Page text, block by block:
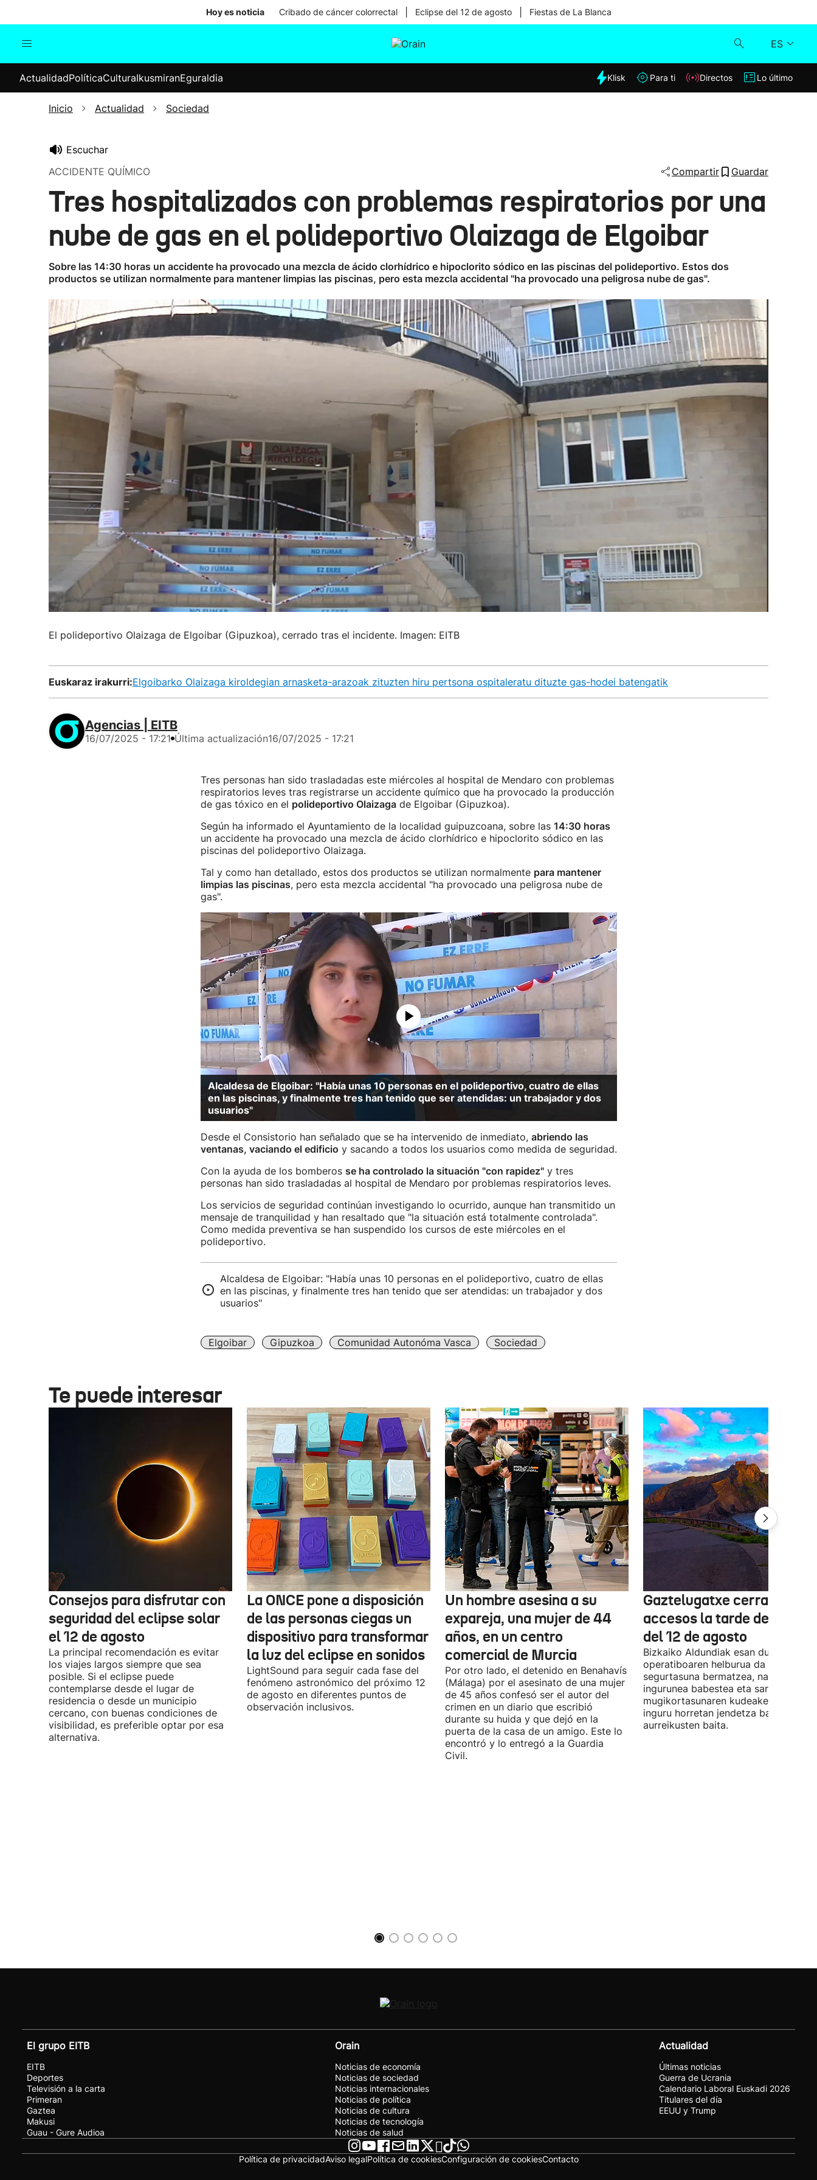
Hoy es noticia Cribado de cáncer colorrectal Eclipse del 12 de agosto Fiestas de La Blanca
ES
Internacional
Elecciones
Klisk
Lo último
ActualidadPolíticaCulturaIkusmiranEguraldia Klisk Para ti Directos Lo último
Inicio Actualidad Sociedad
Escuchar
ACCIDENTE QUÍMICO
Compartir Guardar
Tres hospitalizados con problemas respiratorios por una
nube de gas en el polideportivo Olaizaga de Elgoibar
Sobre las 14:30 horas un accidente ha provocado una mezcla de ácido clorhídrico e hipoclorito sódico en las piscinas del polideportivo. Estos dos
productos se utilizan normalmente para mantener limpias las piscinas, pero esta mezcla accidental "ha provocado una peligrosa nube de gas".
El polideportivo Olaizaga de Elgoibar (Gipuzkoa), cerrado tras el incidente. Imagen: EITB
Euskaraz irakurri:Elgoibarko Olaizaga kiroldegian arnasketa-arazoak zituzten hiru pertsona ospitaleratu dituzte gas-hodei batengatik
Agencias | EITB
16/07/2025 - 17:21 Última actualización16/07/2025 - 17:21
Tres personas han sido trasladadas este miércoles al hospital de Mendaro con problemas
respiratorios leves tras registrarse un accidente químico que ha provocado la producción
de gas tóxico en el polideportivo Olaizagade Elgoibar (Gipuzkoa).
Según ha informado el Ayuntamiento de la localidad guipuzcoana, sobre las 14:30 horas
un accidente ha provocado una mezcla de ácido clorhídrico e hipoclorito sódico en las
piscinas del polideportivo Olaizaga.
Tal y como han detallado, estos dos productos se utilizan normalmente para mantener
limpias las piscinas, pero esta mezcla accidental "ha provocado una peligrosa nube de
gas".
Alcaldesa de Elgoibar: "Había unas 10 personas en el polideportivo, cuatro de ellas
en las piscinas, y finalmente tres han tenido que ser atendidas: un trabajador y dos
usuarios"
Desde el Consistorio han señalado que se ha intervenido de inmediato, abriendo las
ventanas, vaciando el edificio y sacando a todos los usuarios como medida de seguridad.
Con la ayuda de los bomberos se ha controlado la situación "con rapidez"y tres
personas han sido trasladadas al hospital de Mendaro por problemas respiratorios leves.
Los servicios de seguridad continúan investigando lo ocurrido, aunque han transmitido un
mensaje de tranquilidad y han resaltado que "la situación está totalmente controlada".
Como medida preventiva se han suspendido los cursos de este miércoles en el
polideportivo.
Alcaldesa de Elgoibar: "Había unas 10 personas en el polideportivo, cuatro de ellas
en las piscinas, y finalmente tres han tenido que ser atendidas: un trabajador y dos
usuarios"
Elgoibar Gipuzkoa Comunidad Autonóma Vasca Sociedad
Te puede interesar
Consejos para disfrutar con
seguridad del eclipse solar
el 12 de agosto
La principal recomendación es evitar
los viajes largos siempre que sea
posible. Si el eclipse puede
contemplarse desde el lugar de
residencia o desde un municipio
cercano, con buenas condiciones de
visibilidad, es preferible optar por esa
alternativa.
La ONCE pone a disposición
de las personas ciegas un
dispositivo para transformar
la luz del eclipse en sonidos
LightSound para seguir cada fase del
fenómeno astronómico del próximo 12
de agosto en diferentes puntos de
observación inclusivos.
Un hombre asesina a su
expareja, una mujer de 44
años, en un centro
comercial de Murcia
Por otro lado, el detenido en Benahavís
(Málaga) por el asesinato de una mujer
de 45 años confesó ser el autor del
crimen en un diario que escribió
durante su huida y que dejó en la
puerta de la casa de un amigo. Este lo
encontró y lo entregó a la Guardia
Civil.
Gaztelugatxe cerrará sus
accesos la tarde del
del 12 de agosto
Bizkaiko Aldundiak esan duenez,
operatiboaren helburua da pertsonen
segurtasuna bermatzea, natura-
ingurunea babestea eta sarbideen eta
mugikortasunaren kudeaketa
inguru horretan jendetza batzea
aurreikusten baita.
El grupo EITB
EITB
Deportes
Televisión a la carta
Primeran
Gaztea
Makusi
Guau - Gure Audioa
Orain
Noticias de economía
Noticias de sociedad
Noticias internacionales
Noticias de política
Noticias de cultura
Noticias de tecnología
Noticias de salud
Actualidad
Últimas noticias
Guerra de Ucrania
Calendario Laboral Euskadi 2026
Titulares del día
EEUU y Trump
Política de privacidadAviso legalPolítica de cookiesConfiguración de cookiesContacto